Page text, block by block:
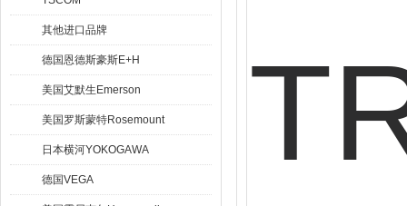
其他进口品牌
德国恩德斯豪斯E+H
美国艾默生Emerson
美国罗斯蒙特Rosemount
日本横河YOKOGAWA
德国VEGA